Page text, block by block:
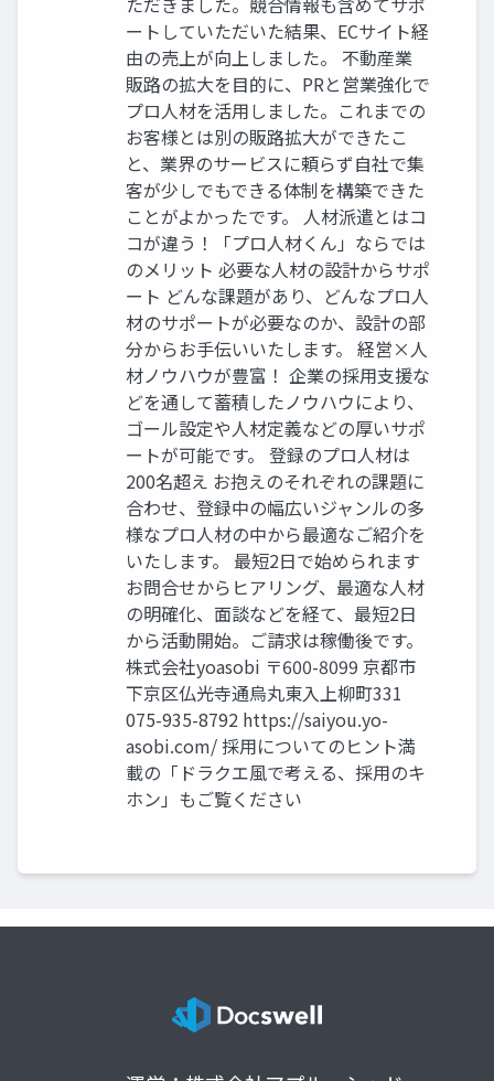
ートしていただいた結果、ECサイト経
由の売上が向上しました。 不動産業
販路の拡大を目的に、PRと営業強化で
プロ人材を活用しました。これまでの
お客様とは別の販路拡大ができたこ
と、業界のサービスに頼らず自社で集
客が少しでもできる体制を構築できた
ことがよかったです。 人材派遣とはコ
コが違う！「プロ人材くん」ならでは
のメリット 必要な人材の設計からサポ
ート どんな課題があり、どんなプロ人
材のサポートが必要なのか、設計の部
分からお手伝いいたします。 経営×人
材ノウハウが豊富！ 企業の採用支援な
どを通して蓄積したノウハウにより、
ゴール設定や人材定義などの厚いサポ
ートが可能です。 登録のプロ人材は
200名超え お抱えのそれぞれの課題に
合わせ、登録中の幅広いジャンルの多
様なプロ人材の中から最適なご紹介を
いたします。 最短2日で始められます
お問合せからヒアリング、最適な人材
の明確化、面談などを経て、最短2日
から活動開始。ご請求は稼働後です。
株式会社yoasobi 〒600-8099 京都市
下京区仏光寺通烏丸東入上柳町331
075-935-8792 https://saiyou.yo-
asobi.com/ 採用についてのヒント満
載の「ドラクエ風で考える、採用のキ
ホン」もご覧ください